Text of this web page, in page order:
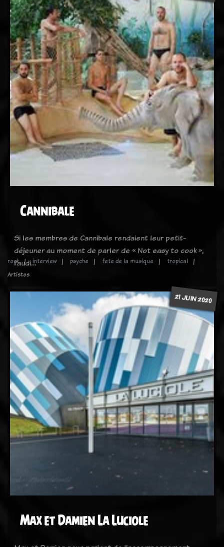
Cannibale
Si les membres de Cannibale rendaient leur petit-
déjeuner au moment de parler de « Not easy to cook »,
l’audi…
rock interview psyche fete de la musique
tropical
Artistes
21 JUIN 2020
Max et Damien La Luciole